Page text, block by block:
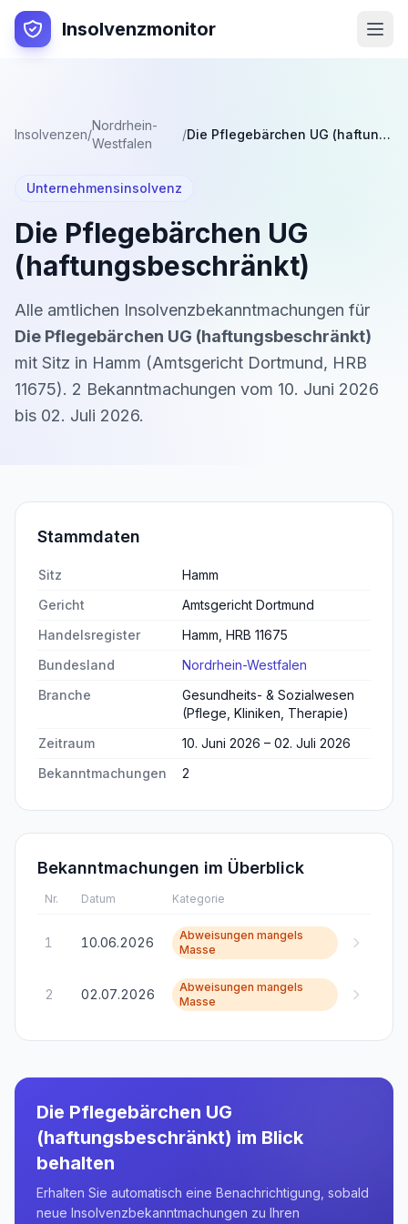
Insolvenzmonitor
Insolvenzen/
Nordrhein-
Westfalen
/ Die Pflegebärchen UG (haftungsbeschränkt)
Unternehmensinsolvenz
Die Pflegebärchen UG
(haftungsbeschränkt)
Alle amtlichen Insolvenzbekanntmachungen für
Die Pflegebärchen UG (haftungsbeschränkt)
mit Sitz in Hamm (Amtsgericht Dortmund, HRB
11675). 2 Bekanntmachungen vom 10. Juni 2026
bis 02. Juli 2026.
Stammdaten
Sitz
Hamm
Gericht
Amtsgericht Dortmund
Handelsregister
Hamm, HRB 11675
Bundesland
Nordrhein-Westfalen
Branche
Gesundheits- & Sozialwesen
(Pflege, Kliniken, Therapie)
Zeitraum
10. Juni 2026 – 02. Juli 2026
Bekanntmachungen
2
Bekanntmachungen im Überblick
Nr. Datum Kategorie
1 10.06.2026
Abweisungen mangels
Masse
2 02.07.2026
Abweisungen mangels
Masse
Die Pflegebärchen UG
(haftungsbeschränkt) im Blick
behalten
Erhalten Sie automatisch eine Benachrichtigung, sobald
neue Insolvenzbekanntmachungen zu Ihren